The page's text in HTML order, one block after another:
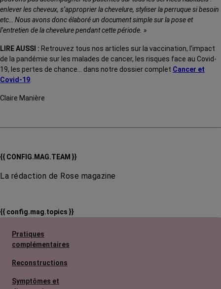
enlever les cheveux, s’approprier la chevelure, styliser la perruque si besoin
etc… Nous avons donc élaboré un document simple sur la pose et
l’entretien de la chevelure pendant cette période. »
LIRE AUSSI : Retrouvez tous nos articles sur la vaccination, l’impact
de la pandémie sur les malades de cancer, les risques face au Covid-
19, les pertes de chance… dans notre dossier complet Cancer et
Covid-19
Claire Manière
{{ CONFIG.MAG.TEAM }}
La rédaction de Rose magazine
{{ config.mag.topics }}
Pratiques
complémentaires
Reconstructions
Symptômes et